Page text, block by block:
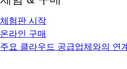
체험판 시작
온라인 구매
주요 클라우드 공급업체와의 연계